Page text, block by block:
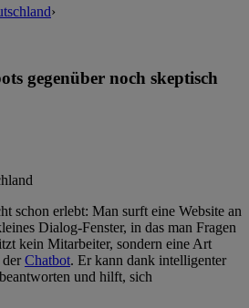
›
gegenüber noch skeptisch
schon erlebt: Man surft eine Website an
Dialog-Fenster, in das man Fragen
kein Mitarbeiter, sondern eine Art
derChatbot. Er kann dank intelligenter
und hilft, sich